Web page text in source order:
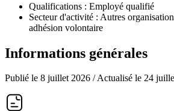
Qualifications : Employé qualifié
Secteur d'activité : Autres
adhésion volontaire
Informations générales
Publié le 8 juillet 2026 / Actualisé le 24